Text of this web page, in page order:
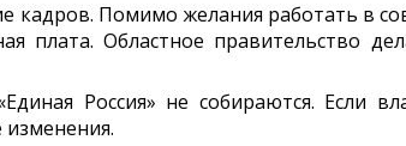
кадров. Помимо желания работать в
плата. Областное правительство
Россия» не собираются. Если